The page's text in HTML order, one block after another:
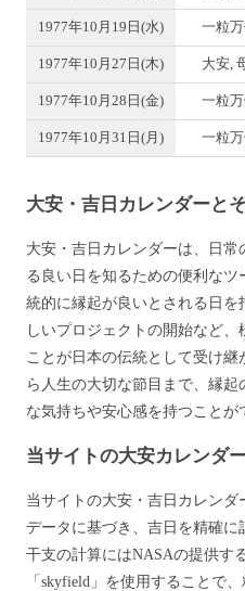
1977年10月19日(水) 一粒
1977年10月27日(木) 大安,
1977年10月28日(金) 一粒
1977年10月31日(月) 一粒
大安・吉日カレンダーと
大安・吉日カレンダーは、日
る良い日を知るための便利な
統的に縁起が良いとされる日
しいプロジェクトの開始など
ことが日本の伝統として受け
ら人生の大切な節目まで、縁
な気持ちや安心感を持つことが
当サイトの大安カレンダ
当サイトの大安・吉日カレン
データに基づき、吉日を精確に
干支の計算にはNASAの提供す
「skyfield」を使用することで